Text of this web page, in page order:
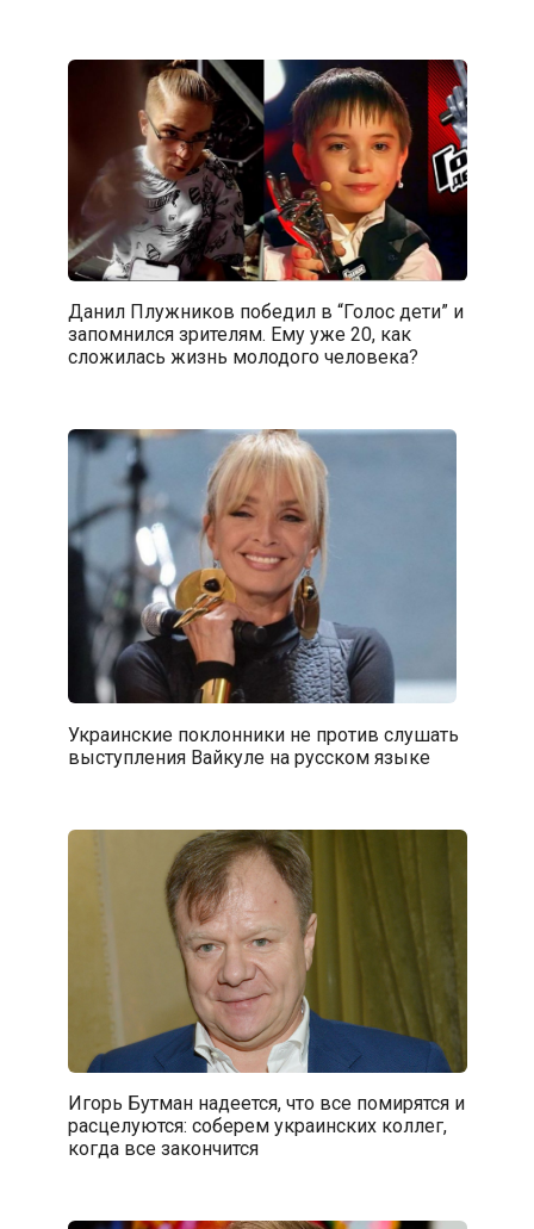
Данил Плужников победил в “Голос дети” и
запомнился зрителям. Ему уже 20, как
сложилась жизнь молодого человека?
Украинские поклонники не против слушать
выступления Вайкуле на русском языке
Игорь Бутман надеется, что все помирятся и
расцелуются: соберем украинских коллег,
когда все закончится